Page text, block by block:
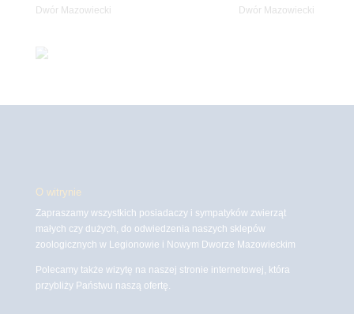
O witrynie
Zapraszamy wszystkich posiadaczy i sympatyków zwierząt
małych czy dużych, do odwiedzenia naszych sklepów
zoologicznych w Legionowie i Nowym Dworze Mazowieckim
Polecamy także wizytę na naszej stronie internetowej, która
przybliży Państwu naszą ofertę.